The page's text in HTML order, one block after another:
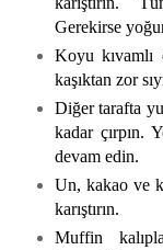
Gerekirse
Koyu kıvamlı
kaşıktan zor
Diğer tarafta
kadar çırpın.
devam edin.
Un, kakao ve
karıştırın.
Muffin